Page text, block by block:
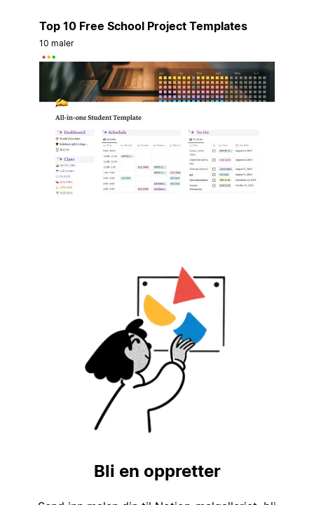
Top 10 Free School Project Templates
10 maler
Bli en oppretter